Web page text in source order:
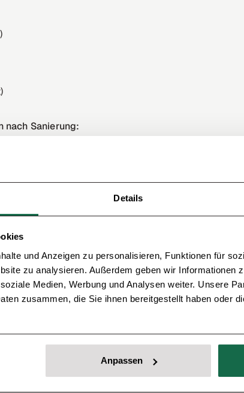
Details
und Anzeigen zu personalisieren, Funktionen für
zu analysieren. Außerdem geben wir Informationen
Medien, Werbung und Analysen weiter. Unsere
zusammen, die Sie ihnen bereitgestellt haben oder
Anpassen
nach Sanierung:
aber nicht als Effizienzhaus 70 eingestuft
ein Effizienzhaus
vor allem auf niedrigen Energieverbrauch
muss durch einen zertifizierten
des Vorhabens durch die KfW